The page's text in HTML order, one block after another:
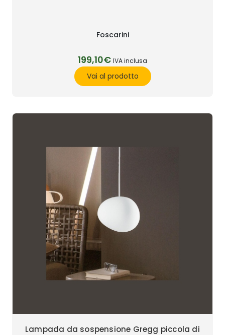
Foscarini
199,10€ IVA inclusa
Vai al prodotto
Lampada da sospensione Gregg piccola di